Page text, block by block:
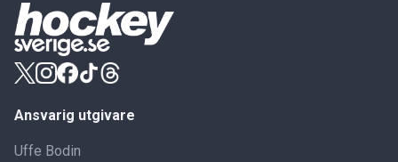
Ansvarig utgivare
Uffe Bodin